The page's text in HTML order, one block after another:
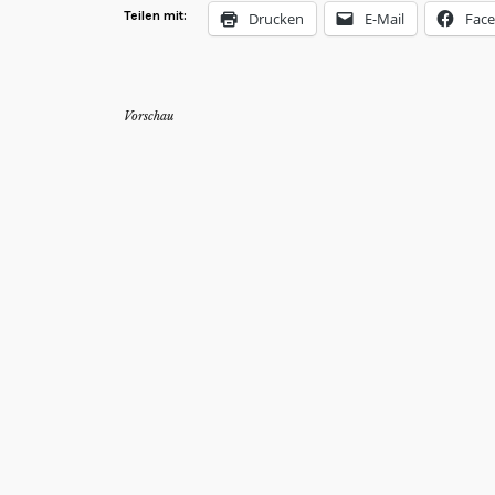
Teilen mit: Drucken E-Mail
Vorschau